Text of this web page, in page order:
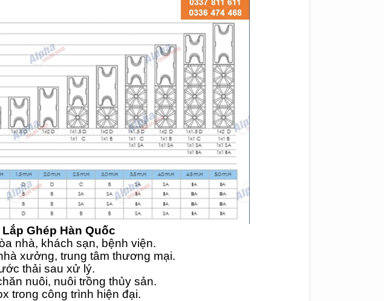
Ghép Hàn Quốc
nhà, khách sạn, bệnh viện.
xưởng, trung tâm thương mại.
thải sau xử lý.
nuôi, nuôi trồng thủy sản.
trong công trình hiện đại.